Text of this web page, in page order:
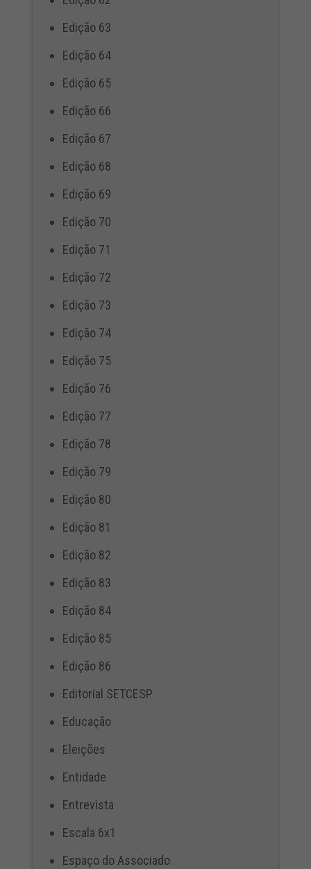
Edição 63
Edição 64
Edição 65
Edição 66
Edição 67
Edição 68
Edição 69
Edição 70
Edição 71
Edição 72
Edição 73
Edição 74
Edição 75
Edição 76
Edição 77
Edição 78
Edição 79
Edição 80
Edição 81
Edição 82
Edição 83
Edição 84
Edição 85
Edição 86
Editorial SETCESP
Educação
Eleições
Entidade
Entrevista
Escala 6x1
Espaço do Associado